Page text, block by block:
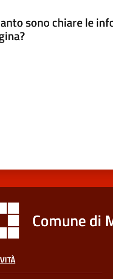
sono chiare le
Comune di